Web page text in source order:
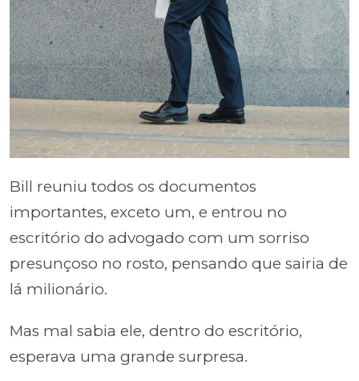
Bill reuniu todos os documentos
importantes, exceto um, e entrou no
escritório do advogado com um sorriso
presunçoso no rosto, pensando que sairia de
lá milionário.
Mas mal sabia ele, dentro do escritório,
esperava uma grande surpresa.